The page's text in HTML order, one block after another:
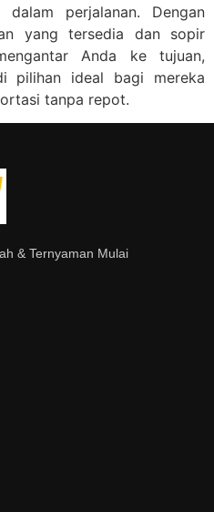
perjalanan. Dengan
yang tersedia dan sopir
Anda ke tujuan,
pilihan ideal bagi mereka
tanpa repot.
& Ternyaman Mulai